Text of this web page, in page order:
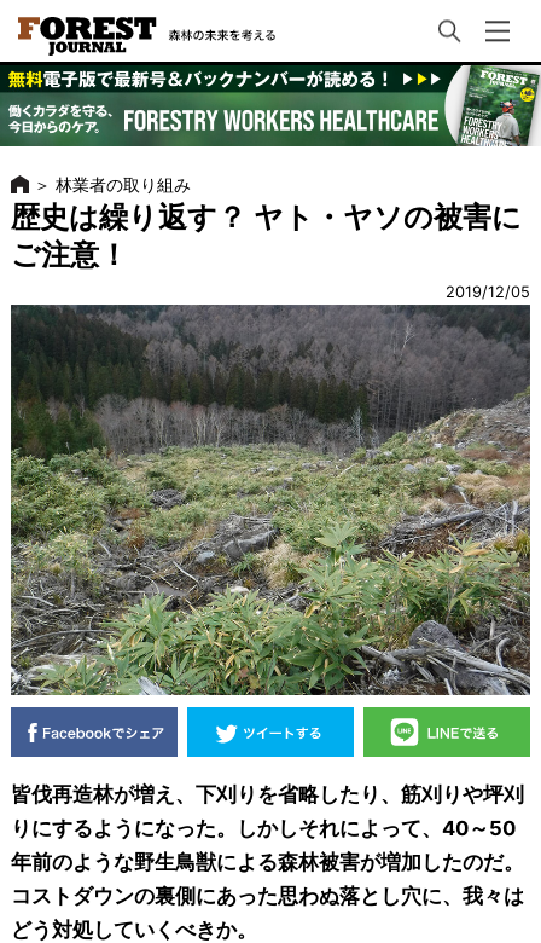
＞ 林業者の取り組み
歴史は繰り返す？ ヤト・ヤソの被害に
ご注意！
2019/12/05
皆伐再造林が増え、下刈りを省略したり、筋刈りや坪刈
りにするようになった。しかしそれによって、40～50
年前のような野生鳥獣による森林被害が増加したのだ。
コストダウンの裏側にあった思わぬ落とし穴に、我々は
どう対処していくべきか。